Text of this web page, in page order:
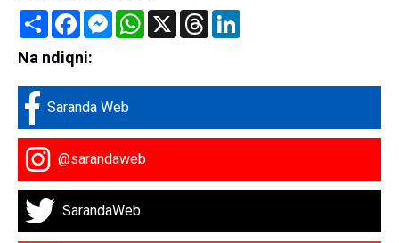
Share FacebookMessenger
WhatsApp
X Threads
Na ndiqni:
Saranda Web
@sarandaweb
SarandaWeb